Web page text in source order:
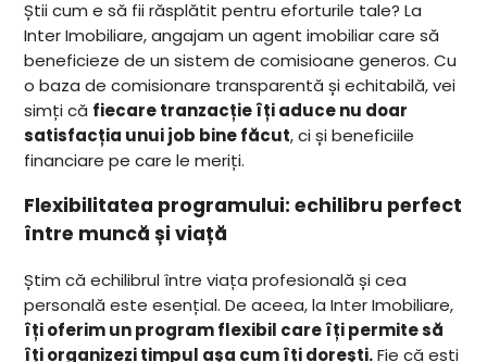
Știi cum e să fii răsplătit pentru eforturile tale? La
Inter Imobiliare, angajam un agent imobiliar care să
beneficieze de un sistem de comisioane generos. Cu
o baza de comisionare transparentă și echitabilă, vei
simți că fiecare tranzacție îți aduce nu doar
satisfacția unui job bine făcut, ci și beneficiile
financiare pe care le meriți.
Flexibilitatea programului: echilibru perfect
între muncă și viață
Știm că echilibrul între viața profesională și cea
personală este esențial. De aceea, la Inter Imobiliare,
îți oferim un program flexibil care îți permite să
îți organizezi timpul așa cum îți dorești.Fie că ești